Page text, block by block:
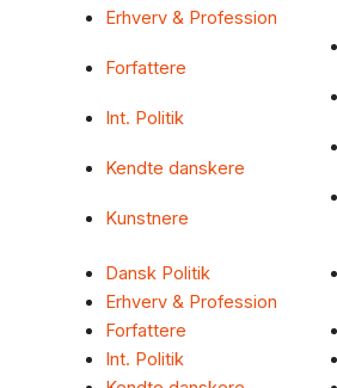
Erhverv & Profession
Forfattere
Int. Politik
Kendte danskere
Kunstnere
Dansk Politik
Erhverv & Profession
Forfattere
Int. Politik